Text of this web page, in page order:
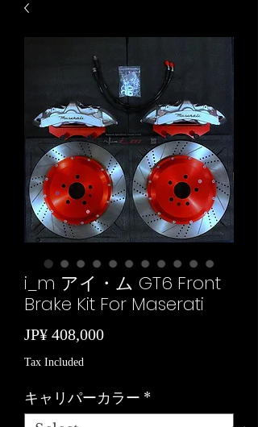
i_m アイ・ム GT6 Front
Brake Kit For Maserati
JP¥ 408,000Price
Tax Included
キャリパーカラー *